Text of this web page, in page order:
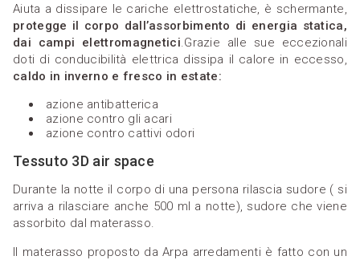
Aiuta a dissipare le cariche elettrostatiche, è schermante,
protegge il corpo dall’assorbimento di energia statica,
dai campi
elettromagnetici.Grazie alle sue eccezionali
doti di conducibilità elettrica dissipa il calore in eccesso,
caldo in inverno e fresco in estate:
azione antibatterica
azione contro gli acari
azione contro cattivi odori
Tessuto 3D air space
Durante la notte il corpo di una persona rilascia sudore ( si
arriva a rilasciare anche 500 ml a notte), sudore che viene
assorbito dal materasso.
Il materasso proposto da Arpa arredamenti è fatto con un